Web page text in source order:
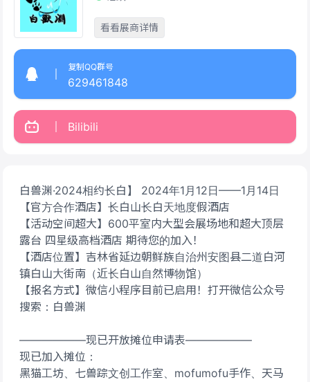
白兽渊·2024相约长白】 2024年1月12日——1月14日
【官方合作酒店】长白山长白天地度假酒店
【活动空间超大】600平室内大型会展场地和超大顶层
露台 四星级高档酒店 期待您的加入！
【酒店位置】吉林省延边朝鲜族自治州安图县二道白河
镇白山大街南（近长白山自然博物馆）
【报名方式】微信小程序目前已启用！打开微信公众号
搜索：白兽渊
——————现已开放摊位申请表——————
现已加入摊位：
黑猫工坊、七兽踪文创工作室、mofumofu手作、天马
看看展商详情
复制QQ群号
629461848
Bilibili